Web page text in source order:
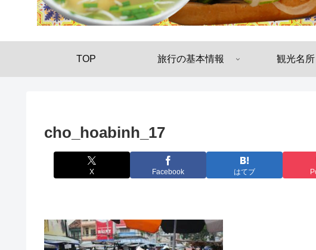
TOP 旅行の基本情報 観光名所
cho_hoabinh_17
X Facebook はてブ